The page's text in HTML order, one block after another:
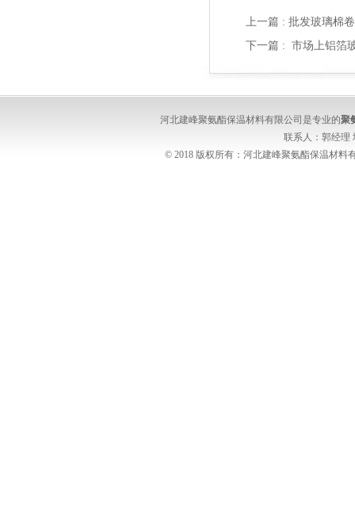
上一篇 : 批发玻璃棉
下一篇 : 市场上铝箔
河北建峰聚氨酯保温材料有限公司是专业的聚
联系人：郭经理
© 2018 版权所有：河北建峰聚氨酯保温材